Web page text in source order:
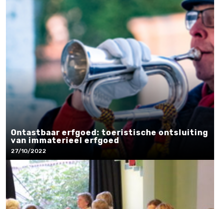
Ontastbaar erfgoed: toeristische ontsluiting
van immaterieel erfgoed
27/10/2022